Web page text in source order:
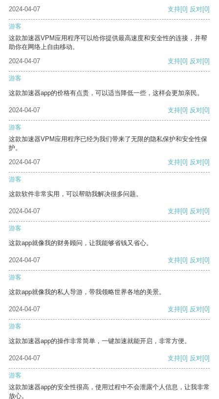
2024-04-07 支持[0] 反对[0]
游客
这款加速器VPM应用程序可以给你提供最高速度和安全性的连接，并帮
助你在网络上自由移动。
2024-04-07
支持[0] 反对[0]
游客
这款加速器app的价格有点贵，可以适当降低一些，这样会更加亲民。
2024-04-07 支持[0] 反对[0]
游客
这款加速器VPM应用程序已经为我们带来了无限的隐私保护和安全性保
护。
2024-04-07
支持[0] 反对[0]
游客
这款软件非常实用，可以帮助我解决很多问题。
2024-04-07 支持[0] 反对[0]
游客
这款app就像我的财务顾问，让我能够省钱又省心。
2024-04-07 支持[0] 反对[0]
游客
这款app就像我的私人导游，带我领略世界各地的美景。
2024-04-07 支持[0] 反对[0]
游客
这款加速器app的操作非常简单，一键加速就能开启，非常方便。
2024-04-07 支持[0] 反对[0]
游客
这款加速器app的安全性很高，使用过程中不会泄露个人信息，让我非常
放心。